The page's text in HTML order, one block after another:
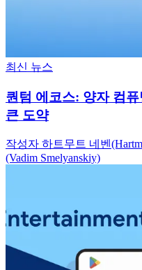
최신 뉴스
퀀텀 에코스: 양자 컴
큰 도약
작성자 하트무트 네벤
(Vadim Smelyanskiy)